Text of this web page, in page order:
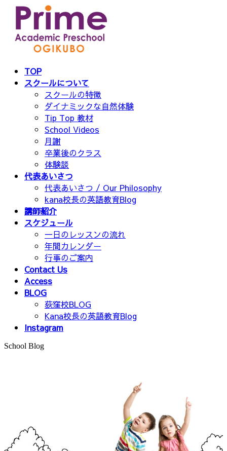
TOP
スクールについて
スクールの特徴
ダイナミックな自然体験
Tip Top 教材
School Videos
月謝
卒業後のクラス
体験談
代表あいさつ
代表あいさつ / Our Philosophy
kana校長の英語教育Blog
講師紹介
スケジュール
一日のレッスンの流れ
年間カレンダー
行事のご案内
Contact Us
Access
BLOG
荻窪校BLOG
Kana校長の英語教育Blog
Instagram
School Blog